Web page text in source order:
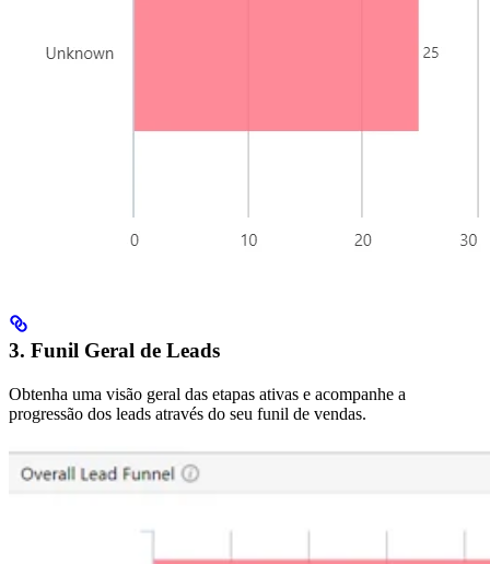
3. Funil Geral de Leads
Obtenha uma visão geral das etapas ativas e acompanhe a
progressão dos leads através do seu funil de vendas.